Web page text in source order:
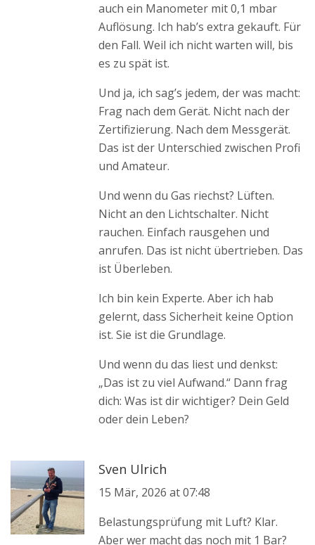
auch ein Manometer mit 0,1 mbar
Auflösung. Ich hab’s extra gekauft. Für
den Fall. Weil ich nicht warten will, bis
es zu spät ist.
Und ja, ich sag’s jedem, der was macht:
Frag nach dem Gerät. Nicht nach der
Zertifizierung. Nach dem Messgerät.
Das ist der Unterschied zwischen Profi
und Amateur.
Und wenn du Gas riechst? Lüften.
Nicht an den Lichtschalter. Nicht
rauchen. Einfach rausgehen und
anrufen. Das ist nicht übertrieben. Das
ist Überleben.
Ich bin kein Experte. Aber ich hab
gelernt, dass Sicherheit keine Option
ist. Sie ist die Grundlage.
Und wenn du das liest und denkst:
„Das ist zu viel Aufwand.“ Dann frag
dich: Was ist dir wichtiger? Dein Geld
oder dein Leben?
Sven Ulrich
15 Mär, 2026 at 07:48
Belastungsprüfung mit Luft? Klar.
Aber wer macht das noch mit 1 Bar?